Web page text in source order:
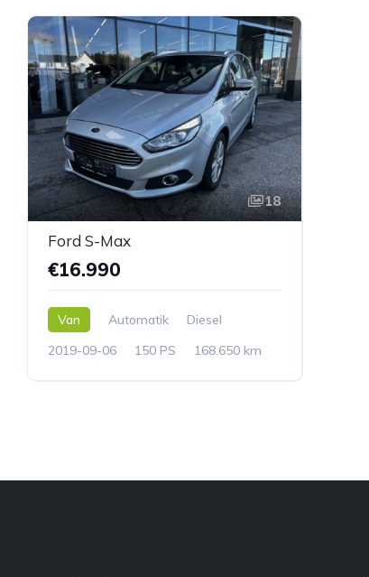
18
Ford S-Max
€16.990
Van Automatik
Diesel
2019-09-06
150 PS 168.650 km